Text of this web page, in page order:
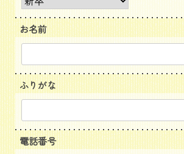
お名前
ふりがな
電話番号